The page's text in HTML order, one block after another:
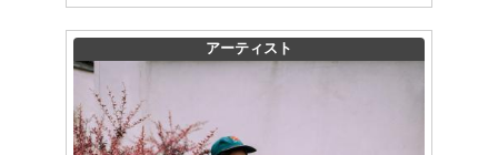
アーティスト